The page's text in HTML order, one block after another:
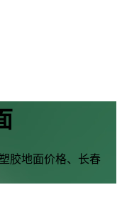
胶地面价格、长春